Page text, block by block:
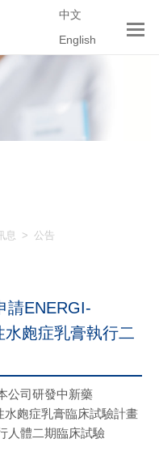
中文
English
息 > 公告
請ENERGI-
皰症乳膏執行二
公司研發中新藥
水皰症乳膏臨床試驗計畫
人體二期臨床試驗